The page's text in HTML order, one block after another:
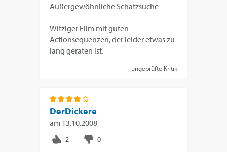
Außergewöhnliche Schatzsuche
Witziger Film mit guten
Actionsequenzen, der leider etwas zu
lang geraten ist.
ungeprüfte Kritik
DerDickere
am 13.10.2008